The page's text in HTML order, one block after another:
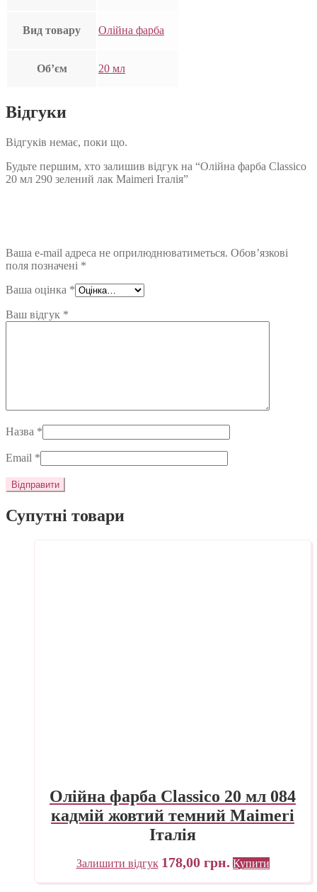
Вид товару Олійна фарба
Об’єм 20 мл
Відгуки
Відгуків немає, поки що.
Будьте першим, хто залишив відгук на “Олійна фарба Classico
20 мл 290 зелений лак Maimeri Італія”
Ваша e-mail адреса не оприлюднюватиметься. Обов’язкові
поля позначені *
Ваша оцінка *
Ваш відгук *
Назва *
Email *
Супутні товари
Олійна фарба Classico 20 мл 084
кадмій жовтий темний Maimeri
Італія
Залишити відгук 178,00 грн. Купити